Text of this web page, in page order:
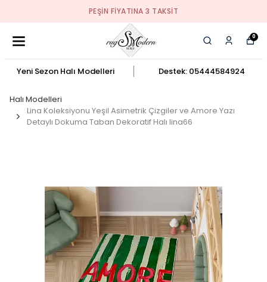
PEŞIN FIYATINA 3 TAKSIT
0
Yeni Sezon Halı Modelleri Destek: 05444584924
Halı Modelleri
Lina Koleksiyonu Yeşil Asimetrik Çizgiler ve Amore Yazı
Detaylı Dokuma Taban Dekoratif Halı lina66